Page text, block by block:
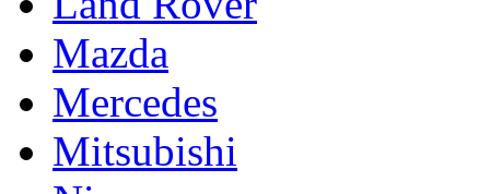
Mazda
Mercedes
Mitsubishi